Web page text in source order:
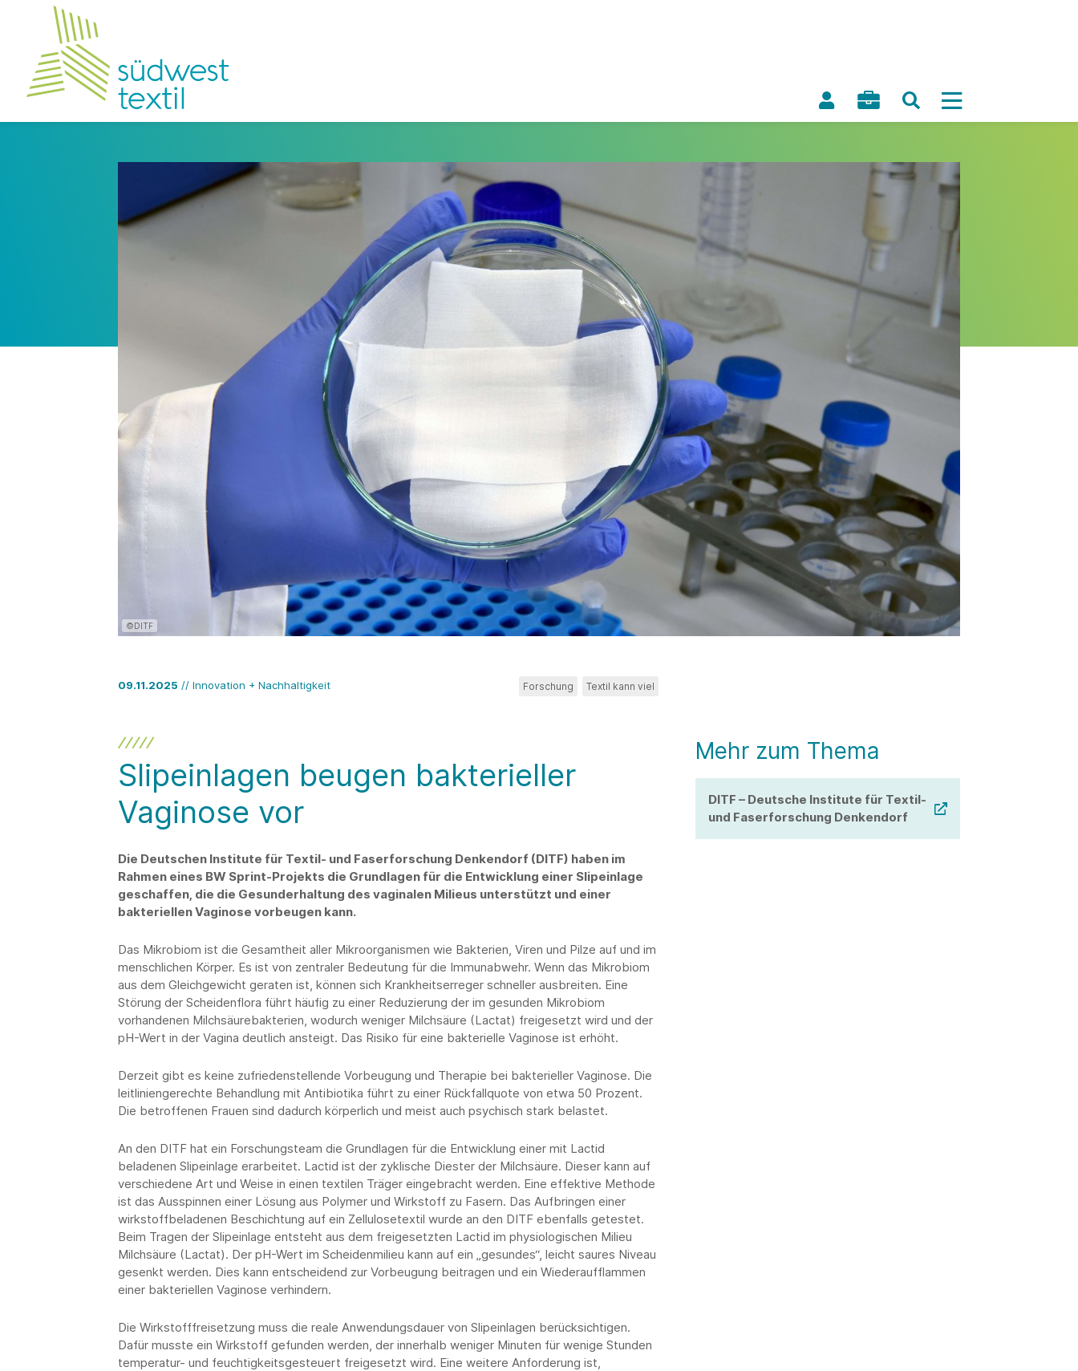
©DITF
09.11.2025 // Innovation + Nachhaltigkeit Forschung Textil kann viel
Slipeinlagen beugen bakterieller
Vaginose vor
Die Deutschen Institute für Textil- und Faserforschung Denkendorf (DITF) haben im
Rahmen eines BW Sprint-Projekts die Grundlagen für die Entwicklung einer Slipeinlage
geschaffen, die die Gesunderhaltung des vaginalen Milieus unterstützt und einer
bakteriellen Vaginose vorbeugen kann.
Das Mikrobiom ist die Gesamtheit aller Mikroorganismen wie Bakterien, Viren und Pilze auf und im
menschlichen Körper. Es ist von zentraler Bedeutung für die Immunabwehr. Wenn das Mikrobiom
aus dem Gleichgewicht geraten ist, können sich Krankheitserreger schneller ausbreiten. Eine
Störung der Scheidenflora führt häufig zu einer Reduzierung der im gesunden Mikrobiom
vorhandenen Milchsäurebakterien, wodurch weniger Milchsäure (Lactat) freigesetzt wird und der
pH-Wert in der Vagina deutlich ansteigt. Das Risiko für eine bakterielle Vaginose ist erhöht.
Derzeit gibt es keine zufriedenstellende Vorbeugung und Therapie bei bakterieller Vaginose. Die
leitliniengerechte Behandlung mit Antibiotika führt zu einer Rückfallquote von etwa 50 Prozent.
Die betroffenen Frauen sind dadurch körperlich und meist auch psychisch stark belastet.
An den DITF hat ein Forschungsteam die Grundlagen für die Entwicklung einer mit Lactid
beladenen Slipeinlage erarbeitet. Lactid ist der zyklische Diester der Milchsäure. Dieser kann auf
verschiedene Art und Weise in einen textilen Träger eingebracht werden. Eine effektive Methode
ist das Ausspinnen einer Lösung aus Polymer und Wirkstoff zu Fasern. Das Aufbringen einer
wirkstoffbeladenen Beschichtung auf ein Zellulosetextil wurde an den DITF ebenfalls getestet.
Beim Tragen der Slipeinlage entsteht aus dem freigesetzten Lactid im physiologischen Milieu
Milchsäure (Lactat). Der pH-Wert im Scheidenmilieu kann auf ein „gesundes“, leicht saures Niveau
gesenkt werden. Dies kann entscheidend zur Vorbeugung beitragen und ein Wiederaufflammen
einer bakteriellen Vaginose verhindern.
Die Wirkstofffreisetzung muss die reale Anwendungsdauer von Slipeinlagen berücksichtigen.
Dafür musste ein Wirkstoff gefunden werden, der innerhalb weniger Minuten für wenige Stunden
temperatur- und feuchtigkeitsgesteuert freigesetzt wird. Eine weitere Anforderung ist,
Mehr zum Thema
DITF – Deutsche Institute für Textil-
und Faserforschung Denkendorf